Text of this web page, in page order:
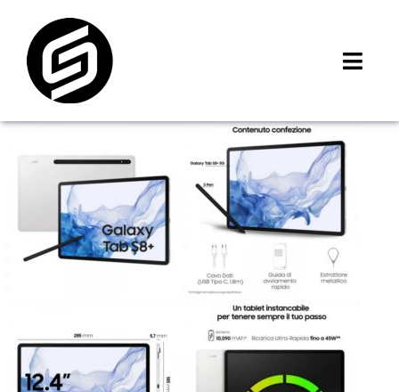
content
iMCheck APP
iPhone 回收價
線上商城
最新資訊
聯絡我們